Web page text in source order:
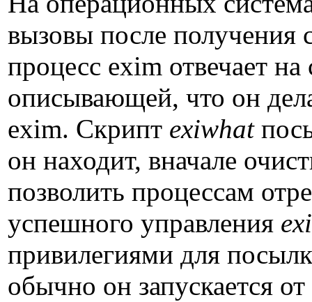
вызовы после получения
процесс exim отвечает
описывающей, что он
exim. Скрипт exiwhat
он находит, вначале
позволить процессам
успешного управления
привилегиями для
обычно он запускается